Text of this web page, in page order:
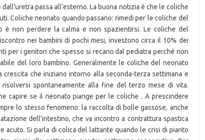
passa all’esterno. La buona notizia è che le coliche
Coliche neonato quando passano: rimedi per le coliche del
è non perdere la calma e non spazientirsi. Le coliche del
nei bambini di pochi mesi, investono circa il 10% dei
per i genitori che spesso si recano dal pediatra perché non
del loro bambino. Generalmente le coliche del neonato
che iniziano intorno alla seconda-terza settimana e
spontaneamente alla fine del terzo mese di vita.
capire se il neonato piange per le coliche . A prescindere
lo stesso fenomeno: la raccolta di bolle gassose, anche
dell’intestino, che va incontro a contrattura spastica
acuto. Si parla di colica del lattante quando le crisi di pianto